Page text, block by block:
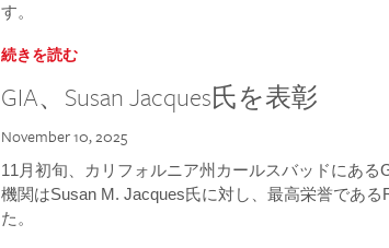
す。
続きを読む
GIA、Susan Jacques氏を表彰
November 10, 2025
11月初旬、カリフォルニア州カールスバッドにあ
機関はSusan M. Jacques氏に対し、最高栄誉である
た。